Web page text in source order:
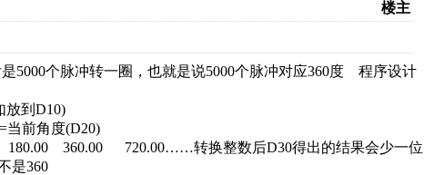
楼主
5000个脉冲转一圈，也就是说5000个脉冲对应360度 程序设计
到D10)
前角度(D20)
360.00 720.00……转换整数后D30得出的结果会少一位
不是360